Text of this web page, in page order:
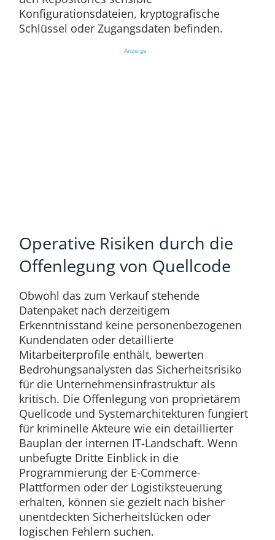
Konfigurationsdateien, kryptografische
Schlüssel oder Zugangsdaten befinden.
Anzeige
Operative Risiken durch die
Offenlegung von Quellcode
Obwohl das zum Verkauf stehende
Datenpaket nach derzeitigem
Erkenntnisstand keine personenbezogenen
Kundendaten oder detaillierte
Mitarbeiterprofile enthält, bewerten
Bedrohungsanalysten das Sicherheitsrisiko
für die Unternehmensinfrastruktur als
kritisch. Die Offenlegung von proprietärem
Quellcode und Systemarchitekturen fungiert
für kriminelle Akteure wie ein detaillierter
Bauplan der internen IT-Landschaft. Wenn
unbefugte Dritte Einblick in die
Programmierung der E-Commerce-
Plattformen oder der Logistiksteuerung
erhalten, können sie gezielt nach bisher
unentdeckten Sicherheitslücken oder
logischen Fehlern suchen.